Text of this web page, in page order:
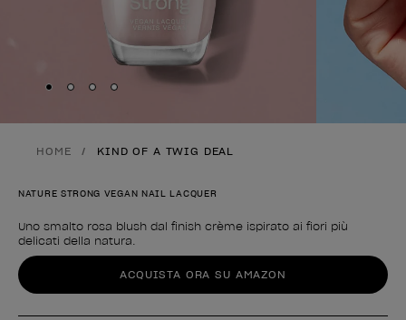
Skip to slide
Skip to slide
Skip to slide
Skip to slide
HOME KIND OF A TWIG DEAL
NATURE STRONG VEGAN NAIL LACQUER
Uno smalto rosa blush dal finish crème ispirato ai fiori più
delicati della natura.
Forma del prodotto
ACQUISTA ORA SU AMAZON